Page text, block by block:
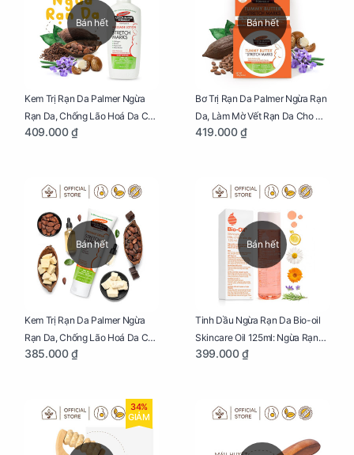
Bán hết
Kem Trị Rạn Da Palmer Ngừa
Rạn Da, Chống Lão Hoá Da Cho
Mẹ Bầu Chai 250ml
409.000 ₫
Bán hết
Bơ Trị Rạn Da Palmer Ngừa Rạn
Da, Làm Mờ Vết Rạn Da Cho Mẹ
Bầu Hũ 125g
419.000 ₫
Bán hết
Kem Trị Rạn Da Palmer Ngừa
Rạn Da, Chống Lão Hoá Da Cho
Mẹ Bầu Tuýp 125g
385.000 ₫
Bán hết
Tinh Dầu Ngừa Rạn Da Bio-oil
Skincare Oil 125ml: Ngừa Rạn
Da, Chăm Sóc Da Toàn Diện
399.000 ₫
34%
GIẢM